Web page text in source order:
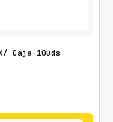
o
Caja-10uds